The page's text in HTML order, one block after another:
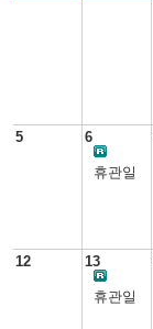
5 6
휴관일
12 13
휴관일